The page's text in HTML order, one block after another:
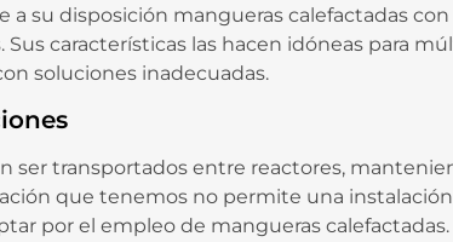
a su disposición mangueras calefactadas
Sus características las hacen idóneas para
soluciones inadecuadas.
ser transportados entre reactores,
que tenemos no permite una
por el empleo de mangueras